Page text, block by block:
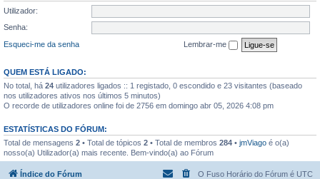
Utilizador:
Senha:
Esqueci-me da senha
Lembrar-me
QUEM ESTÁ LIGADO:
No total, há 24 utilizadores ligados :: 1 registado, 0 escondido e 23 visitantes (baseado
nos utilizadores ativos nos últimos 5 minutos)
O recorde de utilizadores online foi de 2756 em domingo abr 05, 2026 4:08 pm
ESTATÍSTICAS DO FÓRUM:
Total de mensagens 2 • Total de tópicos 2 • Total de membros 284 • jmViago é o(a)
nosso(a) Utilizador(a) mais recente. Bem-vindo(a) ao Fórum
Índice do Fórum O Fuso Horário do Fórum é UTC